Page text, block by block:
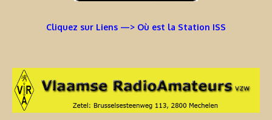
Cliquez sur Liens —> Où est la Station ISS